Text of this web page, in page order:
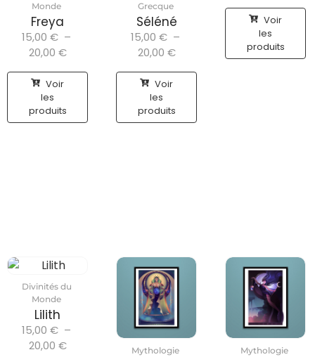
Monde
Freya
15,00 € –
20,00 €
Voir
les
produits
Grecque
Séléné
15,00 € –
20,00 €
Voir
les
produits
Voir
les
produits
Divinités du
Monde
Lilith
15,00 € –
20,00 €
Mythologie
Mythologie